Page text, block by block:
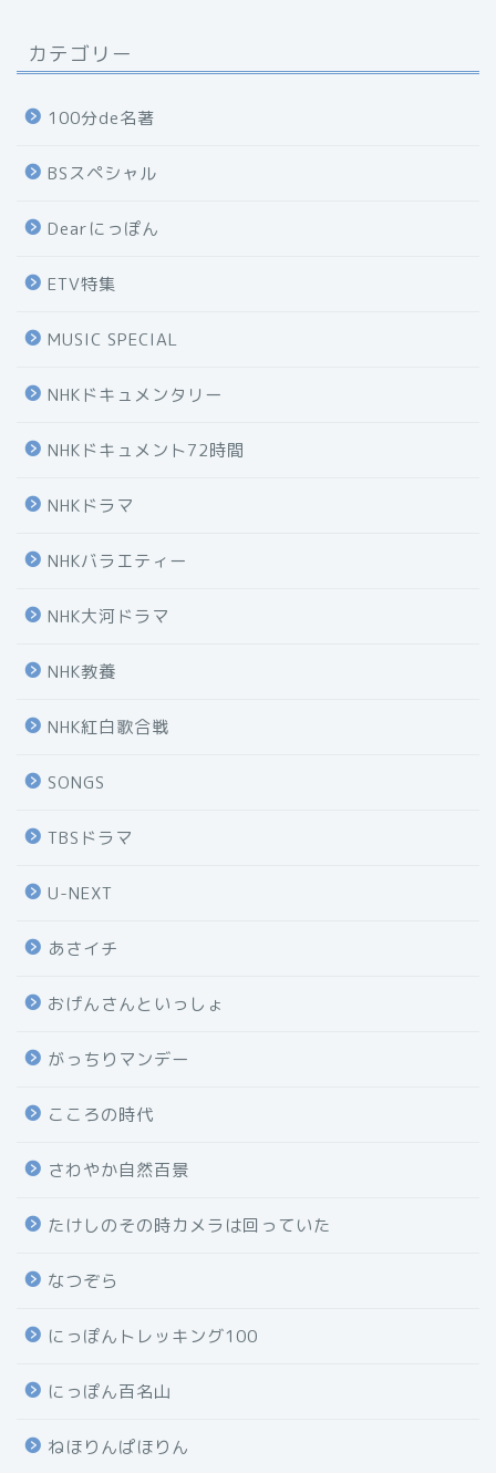
カテゴリー
100分de名著
BSスペシャル
Dearにっぽん
ETV特集
MUSIC SPECIAL
NHKドキュメンタリー
NHKドキュメント72時間
NHKドラマ
NHKバラエティー
NHK大河ドラマ
NHK教養
NHK紅白歌合戦
SONGS
TBSドラマ
U-NEXT
あさイチ
おげんさんといっしょ
がっちりマンデー
こころの時代
さわやか自然百景
たけしのその時カメラは回っていた
なつぞら
にっぽんトレッキング100
にっぽん百名山
ねほりんぱほりん